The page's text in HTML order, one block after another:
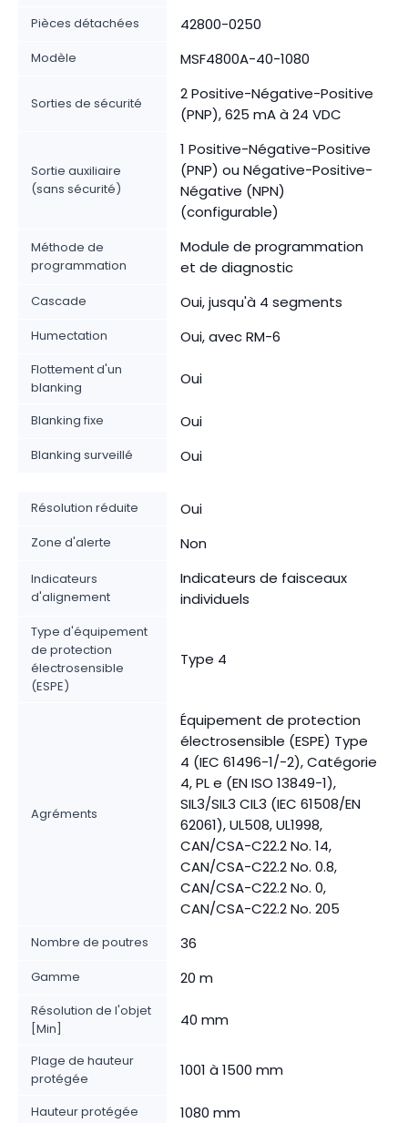
Pièces détachées 42800-0250
Modèle MSF4800A-40-1080
Sorties de sécurité
2 Positive-Négative-Positive
(PNP), 625 mA à 24 VDC
Sortie auxiliaire
(sans sécurité)
1 Positive-Négative-Positive
(PNP) ou Négative-Positive-
Négative (NPN)
(configurable)
Méthode de
programmation
Module de programmation
et de diagnostic
Cascade Oui, jusqu'à 4 segments
Humectation Oui, avec RM-6
Flottement d'un
blanking
Oui
Blanking fixe Oui
Blanking surveillé Oui
Résolution réduite Oui
Zone d'alerte Non
Indicateurs
d'alignement
Indicateurs de faisceaux
individuels
Type d'équipement
de protection
électrosensible
(ESPE)
Type 4
Agréments
Équipement de protection
électrosensible (ESPE) Type
4 (IEC 61496-1/-2), Catégorie
4, PL e (EN ISO 13849-1),
SIL3/SIL3 CIL3 (IEC 61508/EN
62061), UL508, UL1998,
CAN/CSA-C22.2 No. 14,
CAN/CSA-C22.2 No. 0.8,
CAN/CSA-C22.2 No. 0,
CAN/CSA-C22.2 No. 205
Nombre de poutres 36
Gamme 20 m
Résolution de l'objet
[Min]
40 mm
Plage de hauteur
protégée
1001 à 1500 mm
Hauteur protégée 1080 mm